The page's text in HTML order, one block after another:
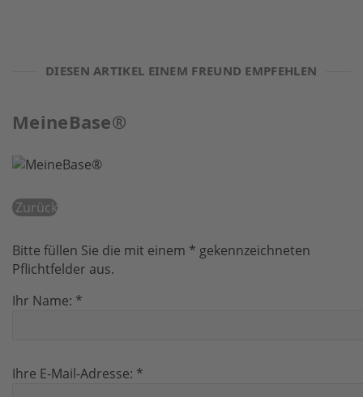
DIESEN ARTIKEL EINEM FREUND EMPFEHLEN
MeineBase®
Zurück
Bitte füllen Sie die mit einem * gekennzeichneten
Pflichtfelder aus.
Ihr Name: *
Ihre E-Mail-Adresse: *